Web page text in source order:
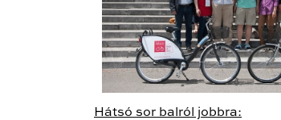
Hátsó sor balról jobbra: